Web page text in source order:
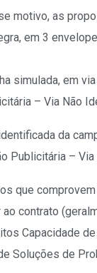
motivo, as
em 3
simulada, em
– Via Não
da
Publicitária –
que
contrato
Capacidade
Soluções de